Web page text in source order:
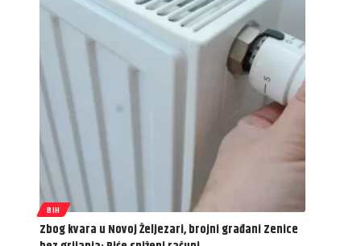
BIH
Zbog kvara u Novoj Željezari, brojni građani Zenice